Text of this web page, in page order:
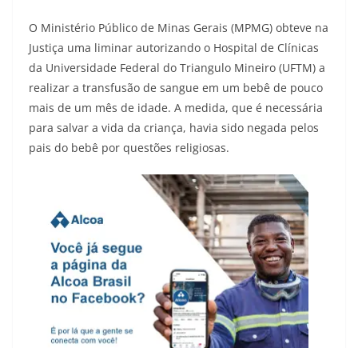
O Ministério Público de Minas Gerais (MPMG) obteve na
Justiça uma liminar autorizando o Hospital de Clínicas
da Universidade Federal do Triangulo Mineiro (UFTM) a
realizar a transfusão de sangue em um bebê de pouco
mais de um mês de idade. A medida, que é necessária
para salvar a vida da criança, havia sido negada pelos
pais do bebê por questões religiosas.